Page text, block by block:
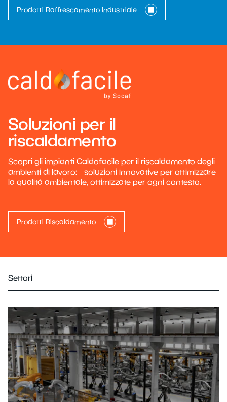
Prodotti Raffrescamento industriale
Soluzioni per il
riscaldamento
Scopri gli impianti Caldofacile per il riscaldamento degli
ambienti di lavoro: soluzioni innovative per ottimizzare
la qualità ambientale, ottimizzate per ogni contesto.
Prodotti Riscaldamento
Settori